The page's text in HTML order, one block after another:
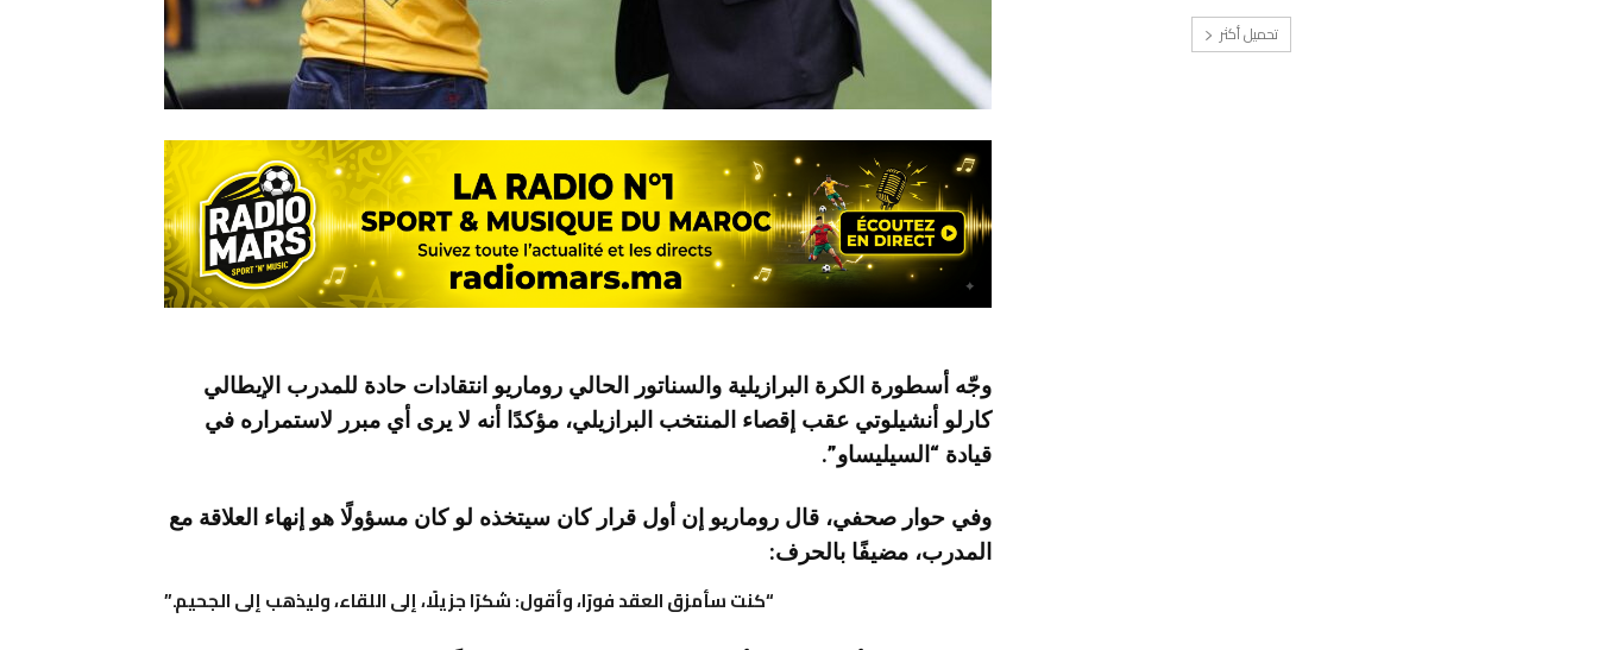
وجّه أسطورة الكرة البرازيلية والسناتور الحالي روماريو انتقادات حادة للمدرب الإيطالي
كارلو أنشيلوتي عقب إقصاء المنتخب البرازيلي، مؤكدًا أنه لا يرى أي مبرر لاستمراره في
قيادة “السيليساو”.
وفي حوار صحفي، قال روماريو إن أول قرار كان سيتخذه لو كان مسؤولًا هو إنهاء العلاقة مع
المدرب، مضيفًا بالحرف:
“كنت سأمزق العقد فورًا، وأقول: شكرًا جزيلًا، إلى اللقاء، وليذهب إلى الجحيم.”
تحميل أكثر